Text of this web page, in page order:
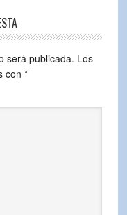
será publicada. Los
con *